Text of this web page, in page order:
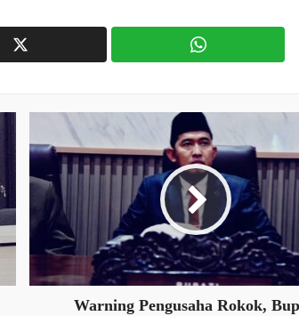
Warning Pengusaha Rokok,